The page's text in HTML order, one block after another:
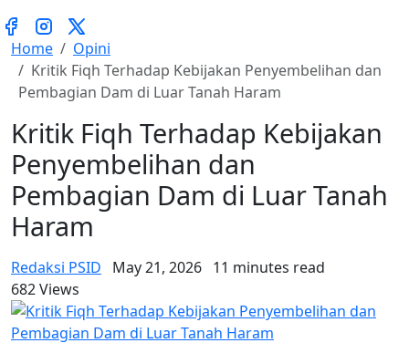
Home
Opini
Kritik Fiqh Terhadap Kebijakan Penyembelihan dan
Pembagian Dam di Luar Tanah Haram
Kritik Fiqh Terhadap Kebijakan
Penyembelihan dan
Pembagian Dam di Luar Tanah
Haram
Redaksi PSID May 21, 2026 11 minutes read
682 Views